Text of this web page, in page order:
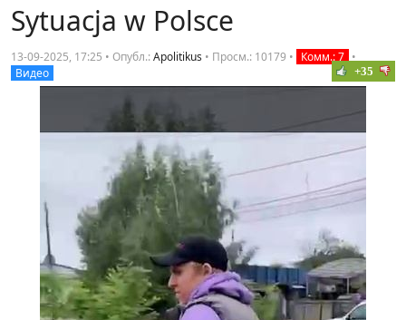
Sytuacja w Polsce
13-09-2025, 17:25 • Опубл.:Apolitikus • Просм.: 10179 • Комм.: 7 •
Видео
+35